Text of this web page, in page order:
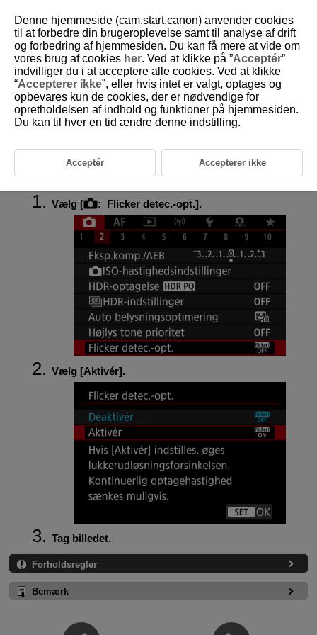
D180-065
Anti-flimmeroptagelse
Ujævn eksponering og farve kan blive vist i kontinuerlig optagelse, hvis
farver er mindre påvirket af flimmer.
Vælg [ : Flicker detec.-opt.].
Vælg [Aktivér].
Tag billedet.
Forholdsregler
Bemærk
Denne hjemmeside (cam.start.canon) anvender cookies
til at forbedre din brugeroplevelse samt til analyse af drift
og forbedring af hjemmesiden. Du kan få mere at vide om
vores brug af cookies her. Ved at klikke på ”Acceptér”
indvilliger du i at acceptere alle cookies. Ved at klikke
“Accepterer ikke”, eller hvis intet er valgt, optages og
opbevares kun de cookies, der er nødvendige for
opretholdelsen af indhold og funktioner på hjemmesiden.
Du kan til hver en tid ændre denne indstilling.
Acceptér Accepterer ikke